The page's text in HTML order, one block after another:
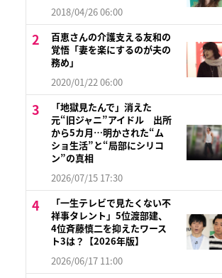
2018/04/26 06:00
百恵さんの介護支える友和の
覚悟「妻を楽にするのが夫の
務め」
2020/01/22 06:00
「地獄見たんで」消えた
元“旧ジャニ”アイドル 出所
から5カ月…明かされた“ム
ショ生活”と“局部にシリコ
ン”の真相
2026/07/15 17:30
「一生テレビで見たくない不
祥事タレント」5位渡部建、
4位斉藤慎二を抑えたワース
ト3は？【2026年版】
2026/06/17 11:00